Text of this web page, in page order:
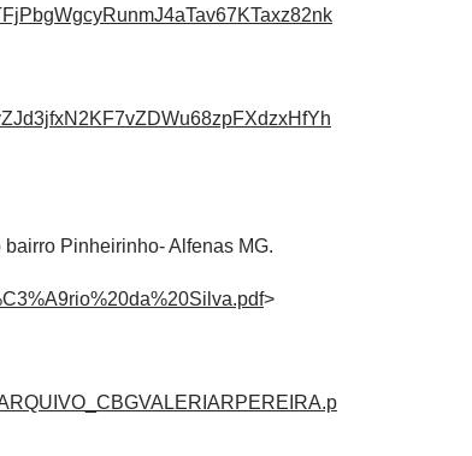
Pinheirinho- Alfenas MG.
>